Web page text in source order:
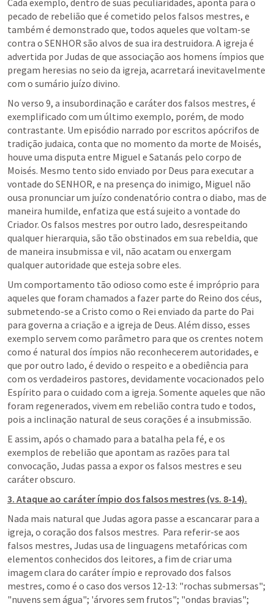
Cada exemplo, dentro de suas peculiaridades, aponta para o
pecado de rebelião que é cometido pelos falsos mestres, e
também é demonstrado que, todos aqueles que voltam-se
contra o SENHOR são alvos de sua ira destruidora. A igreja é
advertida por Judas de que associação aos homens ímpios que
pregam heresias no seio da igreja, acarretará inevitavelmente
com o sumário juízo divino.
No verso 9, a insubordinação e caráter dos falsos mestres, é
exemplificado com um último exemplo, porém, de modo
contrastante. Um episódio narrado por escritos apócrifos de
tradição judaica, conta que no momento da morte de Moisés,
houve uma disputa entre Miguel e Satanás pelo corpo de
Moisés. Mesmo tento sido enviado por Deus para executar a
vontade do SENHOR, e na presença do inimigo, Miguel não
ousa pronunciar um juízo condenatório contra o diabo, mas de
maneira humilde, enfatiza que está sujeito a vontade do
Criador. Os falsos mestres por outro lado, desrespeitando
qualquer hierarquia, são tão obstinados em sua rebeldia, que
de maneira insubmissa e vil, não acatam ou enxergam
qualquer autoridade que esteja sobre eles.
Um comportamento tão odioso como este é impróprio para
aqueles que foram chamados a fazer parte do Reino dos céus,
submetendo-se a Cristo como o Rei enviado da parte do Pai
para governa a criação e a igreja de Deus. Além disso, esses
exemplo servem como parâmetro para que os crentes notem
como é natural dos ímpios não reconhecerem autoridades, e
que por outro lado, é devido o respeito e a obediência para
com os verdadeiros pastores, devidamente vocacionados pelo
Espírito para o cuidado com a igreja. Somente aqueles que não
foram regenerados, vivem em rebelião contra tudo e todos,
pois a inclinação natural de seus corações é a insubmissão.
E assim, após o chamado para a batalha pela fé, e os
exemplos de rebelião que apontam as razões para tal
convocação, Judas passa a expor os falsos mestres e seu
caráter obscuro.
3. Ataque ao caráter ímpio dos falsos mestres (vs. 8-14).
Nada mais natural que Judas agora passe a escancarar para a
igreja, o coração dos falsos mestres.  Para referir-se aos
falsos mestres, Judas usa de linguagens metafóricas com
elementos conhecidos dos leitores, a fim de criar uma
imagem clara do caráter ímpio e reprovado dos falsos
mestres, como é o caso dos versos 12-13: "rochas submersas";
"nuvens sem água"; 'árvores sem frutos"; "ondas bravias";